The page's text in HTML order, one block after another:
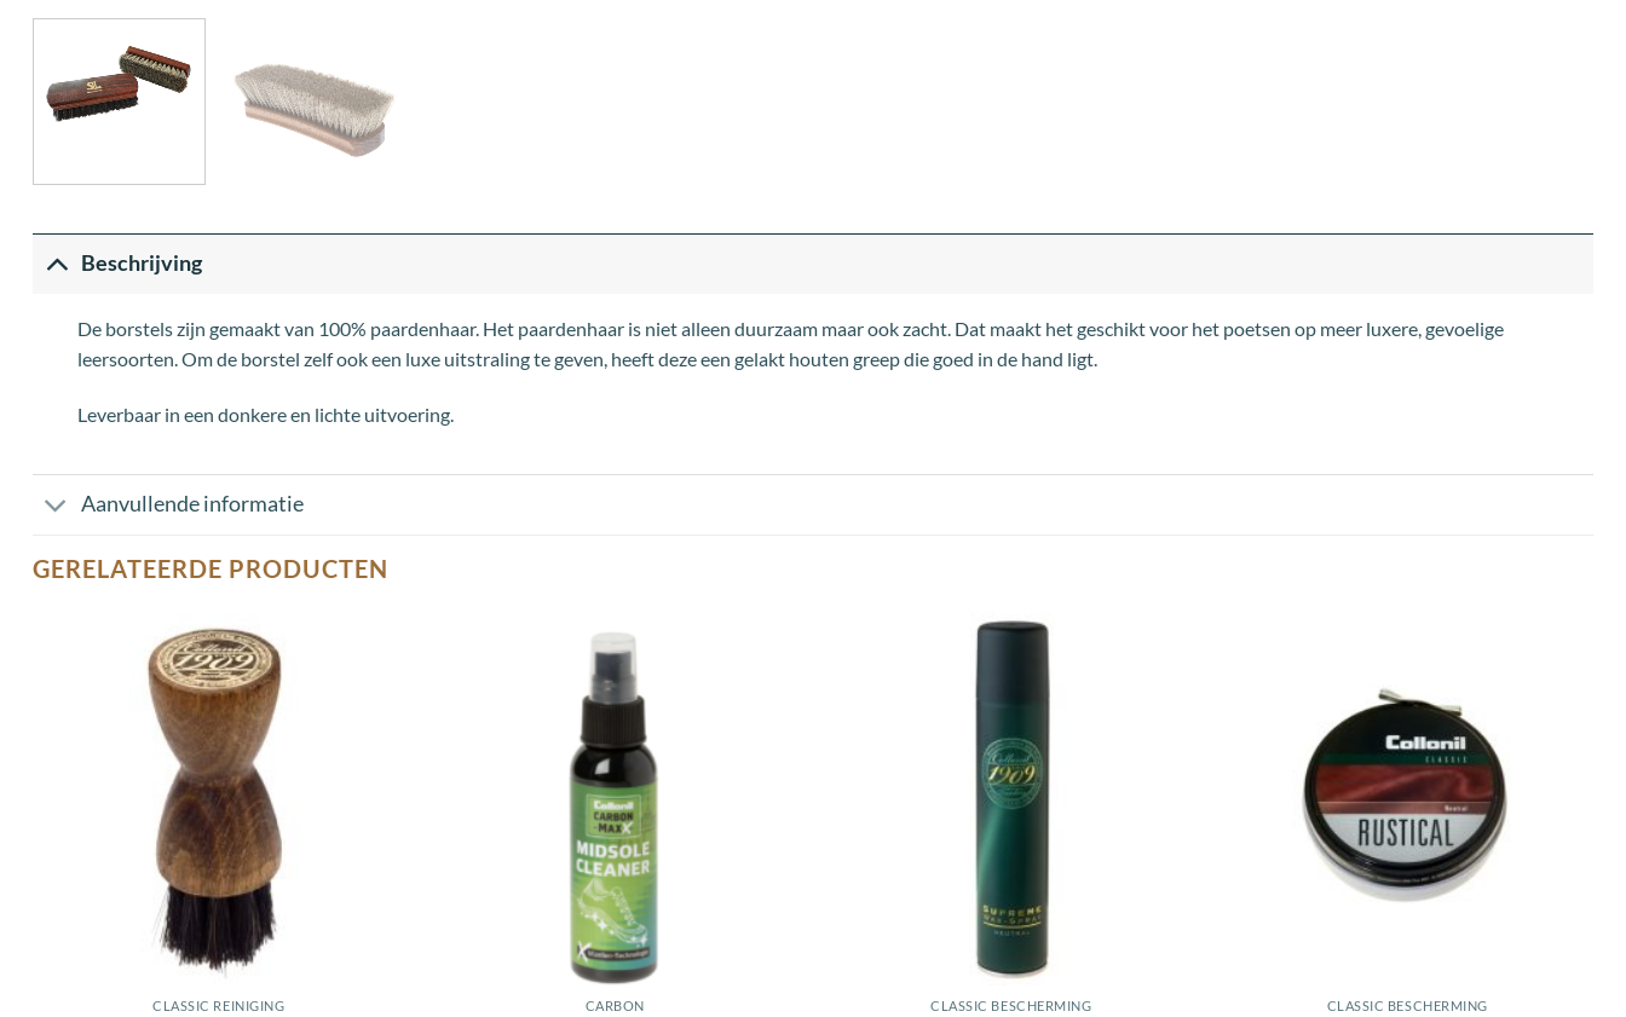
Beschrijving
De borstels zijn gemaakt van 100% paardenhaar. Het paardenhaar is niet alleen duurzaam maar ook zacht. Dat maakt het geschikt voor het poetsen op meer luxere, gevoelige
leersoorten. Om de borstel zelf ook een luxe uitstraling te geven, heeft deze een gelakt houten greep die goed in de hand ligt.
Leverbaar in een donkere en lichte uitvoering.
Aanvullende informatie
GERELATEERDE PRODUCTEN
CLASSIC REINIGING CARBON CLASSIC BESCHERMING CLASSIC BESCHERMING